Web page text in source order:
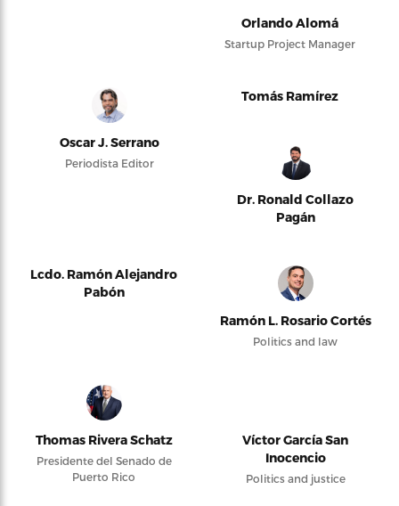
Orlando Alomá
Startup Project Manager
Oscar J. Serrano
Periodista Editor
Tomás Ramírez
Dr. Ronald Collazo
Pagán
Lcdo. Ramón Alejandro
Pabón
Ramón L. Rosario Cortés
Politics and law
Thomas Rivera Schatz
Presidente del Senado de
Puerto Rico
Víctor García San
Inocencio
Politics and justice